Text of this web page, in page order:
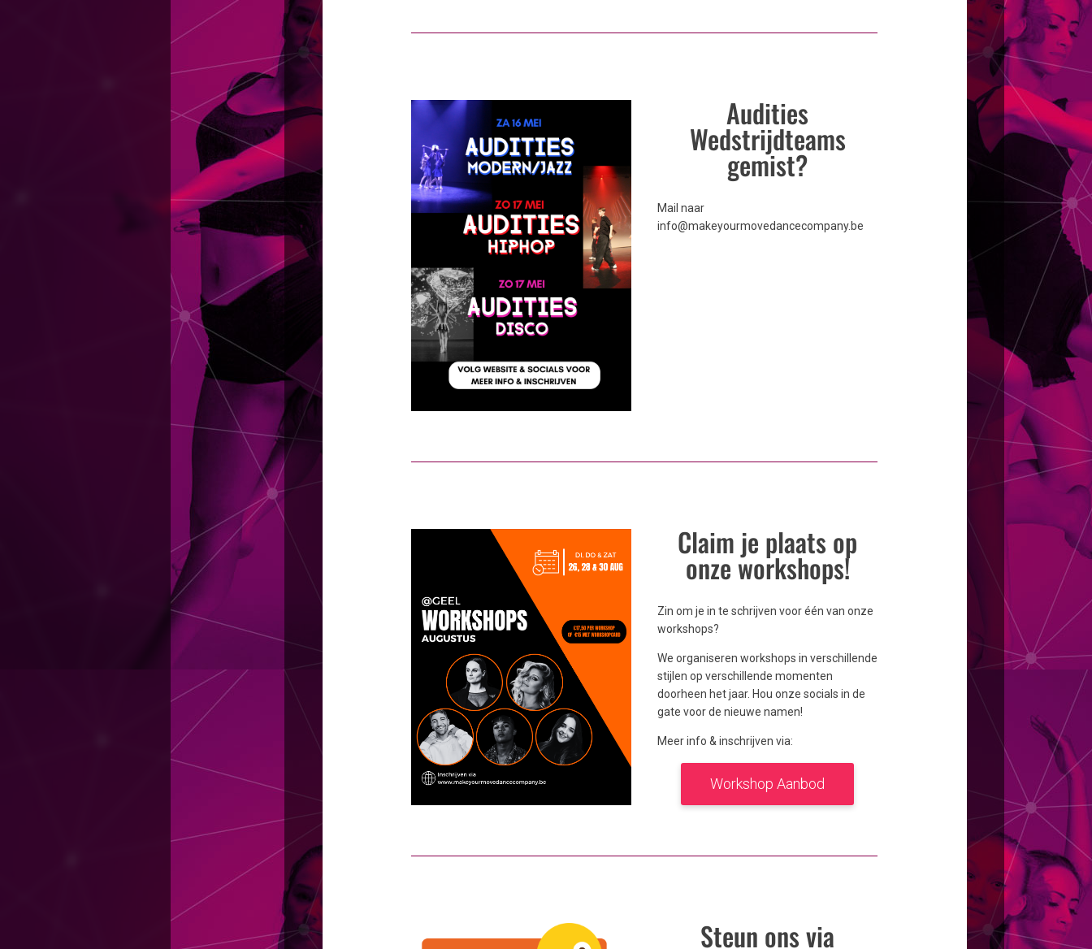
Audities
Wedstrijdteams
gemist?
Mail naar
info@makeyourmovedancecompany.be
Claim je plaats op
onze workshops!
Zin om je in te schrijven voor één van onze
workshops?
We organiseren workshops in verschillende
stijlen op verschillende momenten
doorheen het jaar. Hou onze socials in de
gate voor de nieuwe namen!
Meer info & inschrijven via:
Workshop Aanbod
Steun ons via